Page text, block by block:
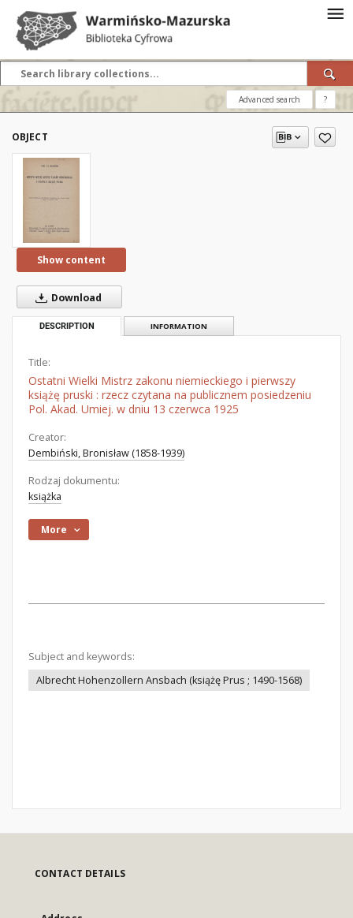
Advanced search ?
OBJECT
Show content
Download
DESCRIPTION INFORMATION
Title:
Ostatni Wielki Mistrz zakonu niemieckiego i pierwszy
książę pruski : rzecz czytana na publicznem posiedzeniu
Pol. Akad. Umiej. w dniu 13 czerwca 1925
Creator:
Dembiński, Bronisław (1858-1939)
Rodzaj dokumentu:
książka
More
Subject and keywords:
Albrecht Hohenzollern Ansbach (książę Prus ; 1490-1568)
CONTACT DETAILS